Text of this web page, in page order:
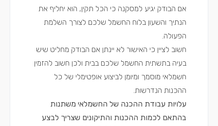
אם הבודק יגיע למסקנה כי הכל תקין, הוא יחליף את
הנתיך והשעון בלוח החשמל שלכם לצורך השלמת
הפעולה.
חשוב לציין כי האישור לא יינתן אם הבודק מחליט שיש
בעיה בתשתית החשמל שלכם בבית ולכן חשוב להזמין
חשמלאי מוסמך ומיומן לביצוע אופטימלי של כל
ההכנות הנדרשות.
עלויות עבודת ההכנה של החשמלאי משתנות
בהתאם לכמות ההכנות והתיקונים שצריך לבצע